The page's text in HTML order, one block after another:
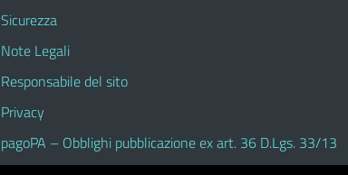
Sicurezza
Note Legali
Responsabile del sito
Privacy
pagoPA – Obblighi pubblicazione ex art. 36 D.Lgs. 33/13